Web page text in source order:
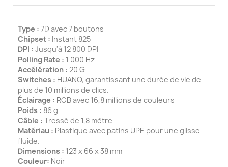
Type : 7D avec 7 boutons
Chipset : Instant 825
DPI : Jusqu'à 12 800 DPI
Polling Rate : 1 000 Hz
Accélération : 20 G
Switches : HUANO, garantissant une durée de vie de
plus de 10 millions de clics.
Éclairage : RGB avec 16,8 millions de couleurs
Poids : 86 g
Câble : Tressé de 1,8 mètre
Matériau : Plastique avec patins UPE pour une glisse
fluide.
Dimensions : 123 x 66 x 38 mm
Couleur: Noir